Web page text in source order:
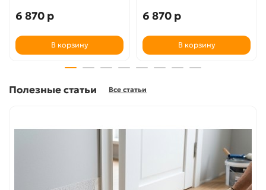
6 870 р
В корзину
6 870 р
В корзину
Полезные статьи Все статьи